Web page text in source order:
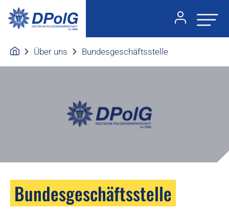
Über uns Bundesgeschäftsstelle
Bundesgeschäftsstelle